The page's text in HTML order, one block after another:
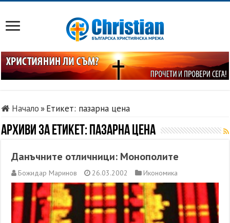
Начало»Етикет: пазарна цена
Архиви за етикет: пазарна цена
Данъчните отличници: Монополите
Божидар Маринов 26.03.2002 Икономика